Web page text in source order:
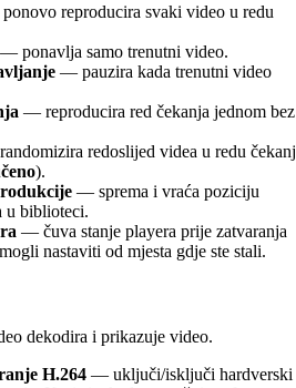
reproducira svaki video u redu
— ponavlja samo trenutni video.
— pauzira kada trenutni video
— reproducira red čekanja jednom bez
redoslijed videa u redu
).
— sprema i vraća poziciju
u biblioteci.
— čuva stanje playera prije zatvaranja
nastaviti od mjesta gdje ste stali.
dekodira i prikazuje video.
H.264 — uključi/isključi hardverski